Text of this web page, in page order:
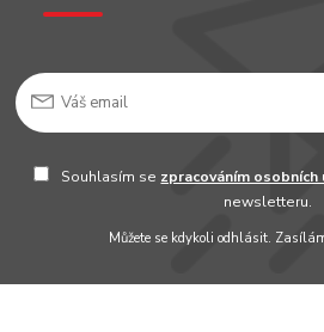
Souhlasím se zpracováním osobních
newsletteru.
Můžete se kdykoli odhlásit.